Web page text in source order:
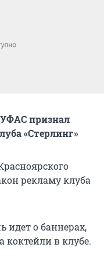
признал
«Стерлинг»
рекламу клуба
идет о баннерах,
в клубе.